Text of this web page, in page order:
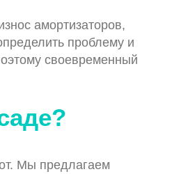
амортизаторов,
проблему и
своевременный
Мы предлагаем